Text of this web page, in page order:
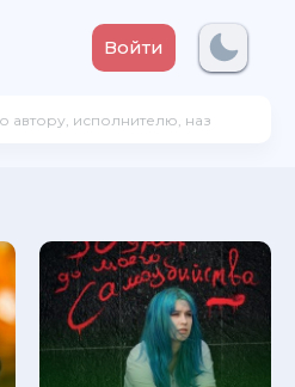
Войти